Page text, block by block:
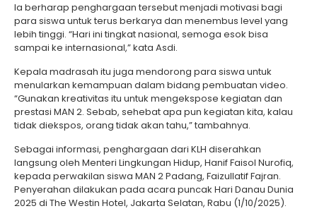
Ia berharap penghargaan tersebut menjadi motivasi bagi
para siswa untuk terus berkarya dan menembus level yang
lebih tinggi. “Hari ini tingkat nasional, semoga esok bisa
sampai ke internasional,” kata Asdi.
Kepala madrasah itu juga mendorong para siswa untuk
menularkan kemampuan dalam bidang pembuatan video.
“Gunakan kreativitas itu untuk mengekspose kegiatan dan
prestasi MAN 2. Sebab, sehebat apa pun kegiatan kita, kalau
tidak diekspos, orang tidak akan tahu,” tambahnya.
Sebagai informasi, penghargaan dari KLH diserahkan
langsung oleh Menteri Lingkungan Hidup, Hanif Faisol Nurofiq,
kepada perwakilan siswa MAN 2 Padang, Faizullatif Fajran.
Penyerahan dilakukan pada acara puncak Hari Danau Dunia
2025 di The Westin Hotel, Jakarta Selatan, Rabu (1/10/2025).